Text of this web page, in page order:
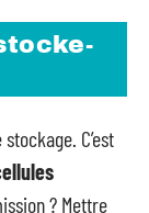
C’est
? Mettre